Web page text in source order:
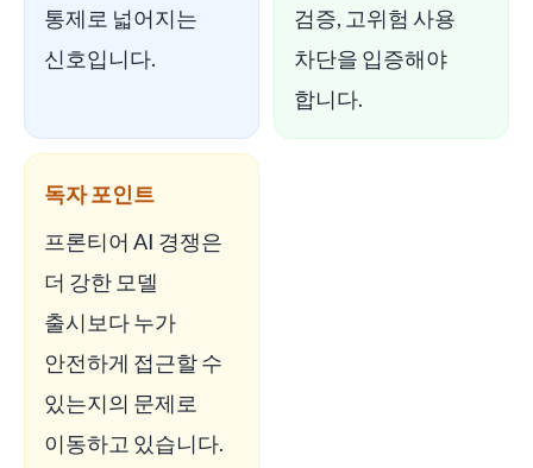
통제로 넓어지는
신호입니다.
검증, 고위험 사용
차단을 입증해야
합니다.
독자 포인트
프론티어 AI 경쟁은
더 강한 모델
출시보다 누가
안전하게 접근할 수
있는지의 문제로
이동하고 있습니다.